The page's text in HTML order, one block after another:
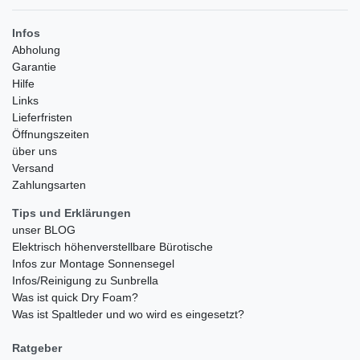
Infos
Abholung
Garantie
Hilfe
Links
Lieferfristen
Öffnungszeiten
über uns
Versand
Zahlungsarten
Tips und Erklärungen
unser BLOG
Elektrisch höhenverstellbare Bürotische
Infos zur Montage Sonnensegel
Infos/Reinigung zu Sunbrella
Was ist quick Dry Foam?
Was ist Spaltleder und wo wird es eingesetzt?
Ratgeber